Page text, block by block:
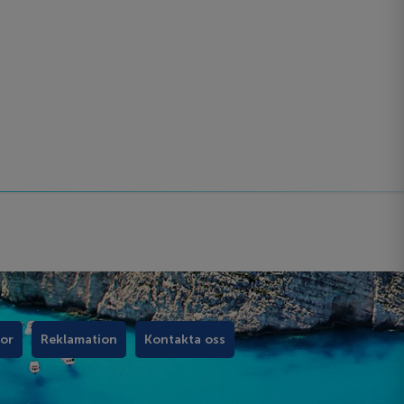
Reklamation Kontakta oss